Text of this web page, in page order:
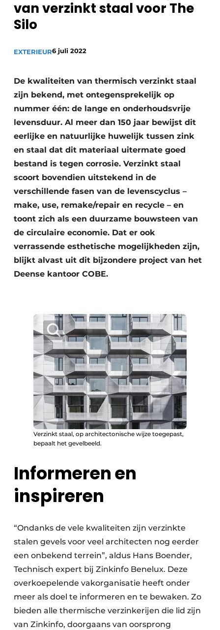
van verzinkt staal voor The
Silo
EXTERIEUR6 juli 2022
De kwaliteiten van thermisch verzinkt staal
zijn bekend, met ontegensprekelijk op
nummer één: de lange en onderhoudsvrije
levensduur. Al meer dan 150 jaar bewijst dit
eerlijke en natuurlijke huwelijk tussen zink
en staal dat dit materiaal uitermate goed
bestand is tegen corrosie. Verzinkt staal
scoort bovendien uitstekend in de
verschillende fasen van de levenscyclus –
make, use, remake/repair en recycle – en
toont zich als een duurzame bouwsteen van
de circulaire economie. Dat er ook
verrassende esthetische mogelijkheden zijn,
blijkt alvast uit dit bijzondere project van het
Deense kantoor COBE.
Verzinkt staal, op architectonische wijze toegepast,
bepaalt het gevelbeeld.
Informeren en
inspireren
“Ondanks de vele kwaliteiten zijn verzinkte
stalen gevels voor veel architecten nog eerder
een onbekend terrein”, aldus Hans Boender,
Technisch expert bij Zinkinfo Benelux. Deze
overkoepelende vakorganisatie heeft onder
meer als doel te informeren en te bewaken. Zo
bieden alle thermische verzinkerijen die lid zijn
van Zinkinfo, doorgaans van oorsprong